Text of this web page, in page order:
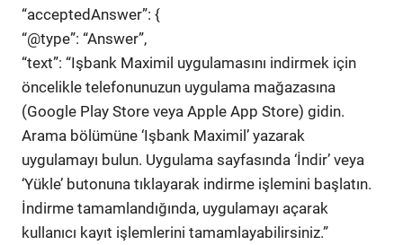
“acceptedAnswer”: {
“@type”: “Answer”,
“text”: “Işbank Maximil uygulamasını indirmek için
öncelikle telefonunuzun uygulama mağazasına
(Google Play Store veya Apple App Store) gidin.
Arama bölümüne ‘Işbank Maximil’ yazarak
uygulamayı bulun. Uygulama sayfasında ‘İndir’ veya
‘Yükle’ butonuna tıklayarak indirme işlemini başlatın.
İndirme tamamlandığında, uygulamayı açarak
kullanıcı kayıt işlemlerini tamamlayabilirsiniz.”